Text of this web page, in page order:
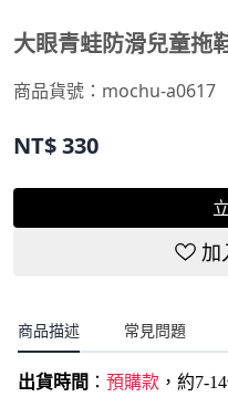
大眼青蛙防滑兒童拖
商品貨號： mochu-a0617
NT$330
加
商品描述 常見問題
出貨時間 ： 預購款 ，約7-